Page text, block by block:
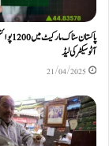
آٹو سیکٹر کی لیڈ
21/04/2025